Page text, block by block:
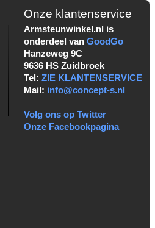
Onze klantenservice
Armsteunwinkel.nl is
onderdeel van GoodGo
Hanzeweg 9C
9636 HS Zuidbroek
Tel: ZIE KLANTENSERVICE
Mail: info@concept-s.nl
Volg ons op Twitter
Onze Facebookpagina